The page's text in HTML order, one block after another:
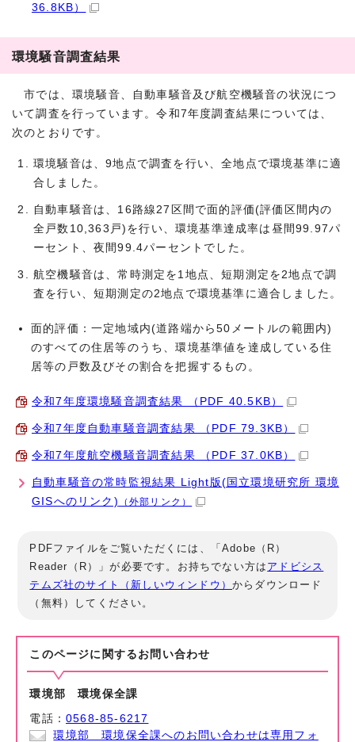
36.8KB）
環境騒音調査結果
市では、環境騒音、自動車騒音及び航空機騒音の状況につ
いて調査を行っています。令和7年度調査結果については、
次のとおりです。
環境騒音は、9地点で調査を行い、全地点で環境基準に適
合しました。
自動車騒音は、16路線27区間で面的評価(評価区間内の
全戸数10,363戸)を行い、環境基準達成率は昼間99.97パ
ーセント、夜間99.4パーセントでした。
航空機騒音は、常時測定を1地点、短期測定を2地点で調
査を行い、短期測定の2地点で環境基準に適合しました。
面的評価：一定地域内(道路端から50メートルの範囲内)
のすべての住居等のうち、環境基準値を達成している住
居等の戸数及びその割合を把握するもの。
令和7年度環境騒音調査結果 （PDF 40.5KB）
令和7年度自動車騒音調査結果 （PDF 79.3KB）
令和7年度航空機騒音調査結果 （PDF 37.0KB）
自動車騒音の常時監視結果 Light版(国立環境研究所 環境
GISへのリンク)
（外部リンク）
PDFファイルをご覧いただくには、「Adobe（R）
Reader（R）」が必要です。お持ちでない方は アドビシス
テムズ社のサイト（新しいウィンドウ）からダウンロード
（無料）してください。
このページに関する お問い合わせ
環境部 環境保全課
電話：0568-85-6217
環境部 環境保全課へのお問い合わせは専用フォ